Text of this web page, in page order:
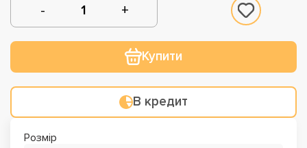
Купити
В кредит
Розмір